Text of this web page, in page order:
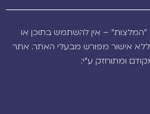
– אין להשתמש בתוכן או
אישור מפורש מבעלי האתר. אתר
ומתוחזק ע"י: